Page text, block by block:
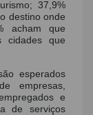
37,9%
destino onde
acham que
cidades que
esperados
empresas,
e
de serviços